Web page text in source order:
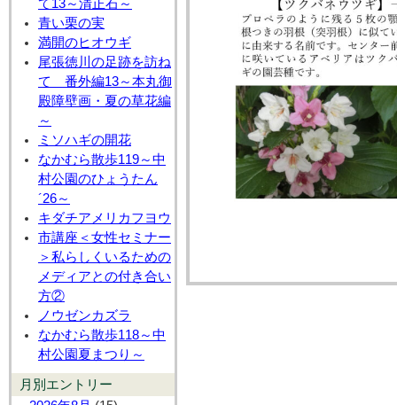
て13～清正石～
青い栗の実
満開のヒオウギ
尾張徳川の足跡を訪ね
て 番外編13～本丸御
殿障壁画・夏の草花編
～
ミソハギの開花
なかむら散歩119～中
村公園のひょうたん
´26～
キダチアメリカフヨウ
市講座＜女性セミナー
＞私らしくいるための
メディアとの付き合い
方②
ノウゼンカズラ
なかむら散歩118～中
村公園夏まつり～
月別エントリー